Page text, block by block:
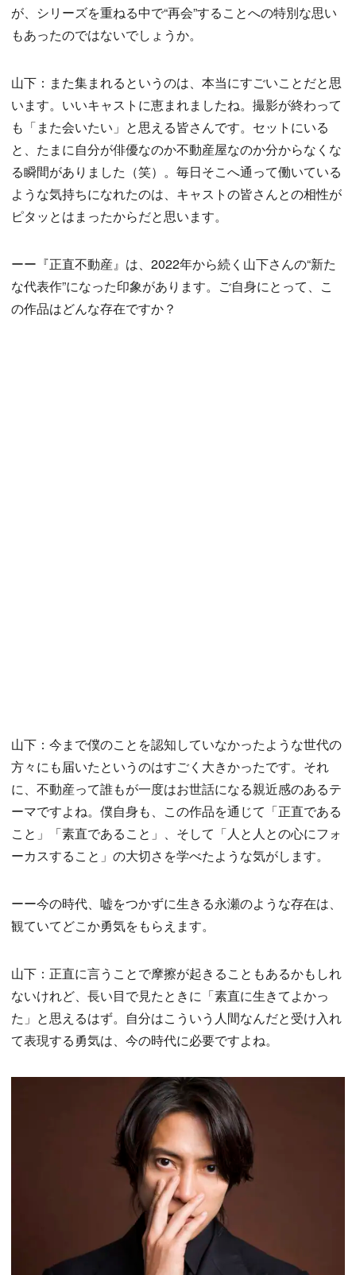
が、シリーズを重ねる中で“再会”することへの特別な思い
もあったのではないでしょうか。
山下：また集まれるというのは、本当にすごいことだと思
います。いいキャストに恵まれましたね。撮影が終わって
も「また会いたい」と思える皆さんです。セットにいる
と、たまに自分が俳優なのか不動産屋なのか分からなくな
る瞬間がありました（笑）。毎日そこへ通って働いている
ような気持ちになれたのは、キャストの皆さんとの相性が
ピタッとはまったからだと思います。
ーー『正直不動産』は、2022年から続く山下さんの“新た
な代表作”になった印象があります。ご自身にとって、こ
の作品はどんな存在ですか？
山下：今まで僕のことを認知していなかったような世代の
方々にも届いたというのはすごく大きかったです。それ
に、不動産って誰もが一度はお世話になる親近感のあるテ
ーマですよね。僕自身も、この作品を通じて「正直である
こと」「素直であること」、そして「人と人との心にフォ
ーカスすること」の大切さを学べたような気がします。
ーー今の時代、嘘をつかずに生きる永瀬のような存在は、
観ていてどこか勇気をもらえます。
山下：正直に言うことで摩擦が起きることもあるかもしれ
ないけれど、長い目で見たときに「素直に生きてよかっ
た」と思えるはず。自分はこういう人間なんだと受け入れ
て表現する勇気は、今の時代に必要ですよね。